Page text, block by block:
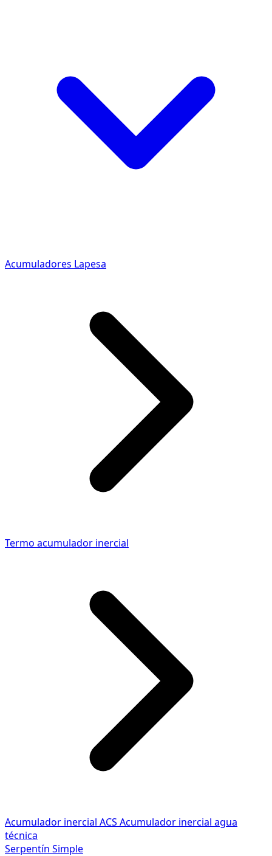
Acumuladores Lapesa
Termo acumulador inercial
Acumulador inercial ACS Acumulador inercial agua
técnica
Serpentín Simple